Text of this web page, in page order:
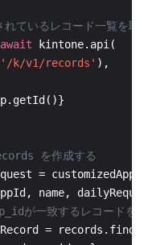
await
'/k/v1/records'